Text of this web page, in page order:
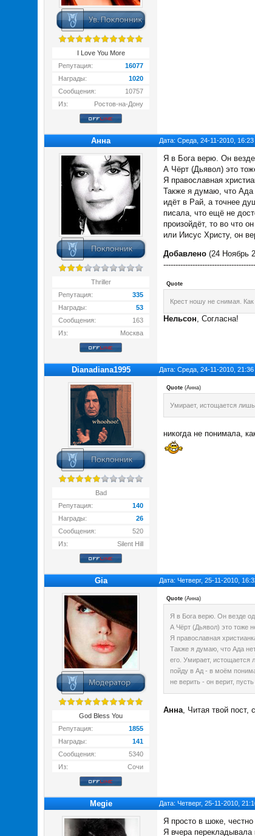
I Love You More
Репутация:
16077
Награды:
1020
Сообщения:
10757
Из:
Ростов-на-Дону
Анна Дата: Среда, 24-11-2010,
Thriller
Репутация:
335
Награды:
53
Сообщения:
163
Из:
Москва
Я в Бога верю. Он
А Чёрт (Дьявол) это
Я православная
Также я думаю, что Ада
идёт в Рай, а точнее
писала, что ещё не
произойдёт, то во что
или Иисус Христу, он
Добавлено (24 Ноябрь
Quote
Крест ношу не снимая. Как
Нельсон, Согласна!
Dianadiana1995 Дата: Среда, 24-11-2010,
Bad
Репутация:
140
Награды:
26
Сообщения:
520
Из:
Silent Hill
Quote (Анна)
Умирает, истощается
никогда не понимала,
Gia Дата: Четверг, 25-11-2010,
God Bless You
Репутация:
1855
Награды:
141
Сообщения:
5340
Из:
Сочи
Quote (Анна)
Я в Бога верю. Он везде
А Чёрт (Дьявол) это тоже
Я православная
Также я думаю, что Ада
его. Умирает, истощается
пойду в Ад - в моём
не верить - он верит,
Анна, Читая твой пост,
Megie Дата: Четверг, 25-11-2010,
Я просто в шоке,
Я вчера